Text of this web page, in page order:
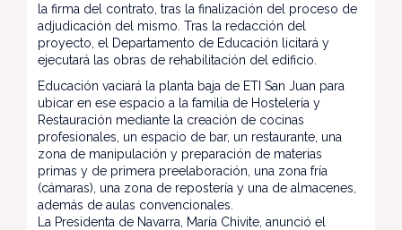
la firma del contrato, tras la finalización del proceso de
adjudicación del mismo. Tras la redacción del
proyecto, el Departamento de Educación licitará y
ejecutará las obras de rehabilitación del edificio.
Educación vaciará la planta baja de ETI San Juan para
ubicar en ese espacio a la familia de Hostelería y
Restauración mediante la creación de cocinas
profesionales, un espacio de bar, un restaurante, una
zona de manipulación y preparación de materias
primas y de primera preelaboración, una zona fría
(cámaras), una zona de repostería y una de almacenes,
además de aulas convencionales.
La Presidenta de Navarra, María Chivite, anunció el